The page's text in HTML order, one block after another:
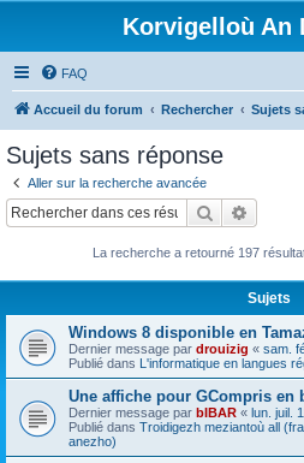
Korvigelloù An
FAQ
Accueil du forum Rechercher Sujets
Sujets sans réponse
Aller sur la recherche avancée
Rechercher
La recherche a retourné 197
Sujets
Windows 8 disponible en
Dernier message par drouizig « sam.
Publié dans L'informatique en langues
Une affiche pour GCompris en
Dernier message par bIBAR « lun. juil.
Publié dans Troidigezh meziantoù all
anezho)